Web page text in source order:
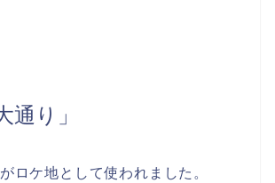
り」
がロケ地として使われました。